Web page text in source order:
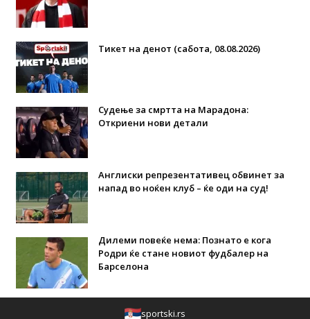
Тикет на денот (сабота, 08.08.2026)
Судење за смртта на Марадона:
Откриени нови детали
Англиски репрезентативец обвинет за
напад во ноќен клуб – ќе оди на суд!
Дилеми повеќе нема: Познато е кога
Родри ќе стане новиот фудбалер на
Барселона
sportski.rs